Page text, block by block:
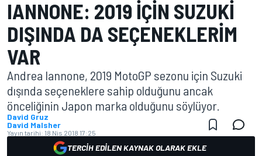
IANNONE: 2019 IÇIN SUZUKI
DIŞINDA DA SEÇENEKLERIM
VAR
Andrea Iannone, 2019 MotoGP sezonu için Suzuki
dışında seçeneklere sahip olduğunu ancak
önceliğinin Japon marka olduğunu söylüyor.
David Gruz
David Malsher
Yayın tarihi: 18 Nis 2018 17:25
TERCIH EDILEN KAYNAK OLARAK EKLE